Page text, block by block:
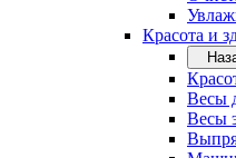
Красота и
Весы
Весы